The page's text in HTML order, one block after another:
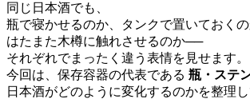
同じ日本酒でも、
瓶で寝かせるのか、タンクで置いておくの
はたまた木樽に触れさせるのか──
それぞれでまったく違う表情を見せます。
今回は、保存容器の代表である 瓶・ステ
日本酒がどのように変化するのかを整理し